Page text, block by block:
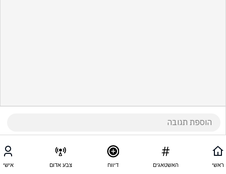
ראשי האשטאגים דיווח צבע אדום אישי